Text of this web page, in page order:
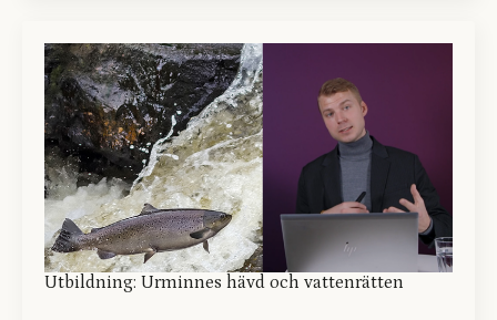
Utbildning: Urminnes hävd och vattenrätten